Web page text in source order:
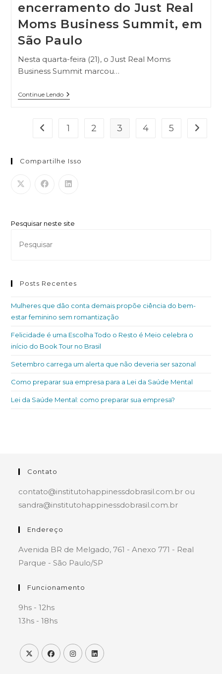
encerramento do Just Real
Moms Business Summit, em
São Paulo
Nesta quarta-feira (21), o Just Real Moms
Business Summit marcou…
Continue Lendo
1 2 3 4 5
Compartilhe Isso
Pesquisar neste site
Posts Recentes
Mulheres que dão conta demais propõe ciência do bem-
estar feminino sem romantização
Felicidade é uma Escolha Todo o Resto é Meio celebra o
início do Book Tour no Brasil
Setembro carrega um alerta que não deveria ser sazonal
Como preparar sua empresa para a Lei da Saúde Mental
Lei da Saúde Mental: como preparar sua empresa?
Contato
contato@institutohappinessdobrasil.com.br ou
sandra@institutohappinessdobrasil.com.br
Endereço
Avenida BR de Melgado, 761 - Anexo 771 - Real
Parque - São Paulo/SP
Funcionamento
9hs - 12hs
13hs - 18hs